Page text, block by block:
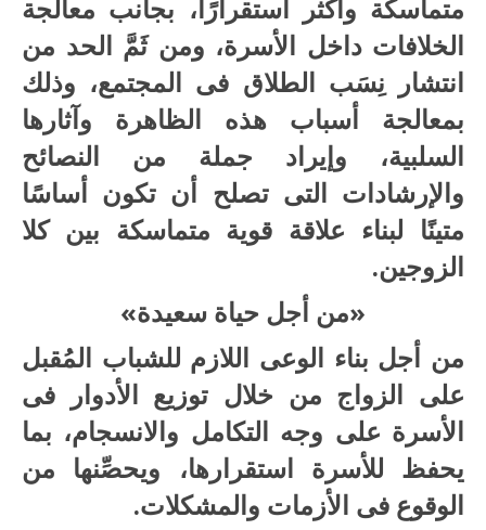
متماسكة وأكثر استقرارًا، بجانب معالجة
الخلافات داخل الأسرة، ومن ثَمَّ الحد من
انتشار نِسَب الطلاق فى المجتمع، وذلك
بمعالجة أسباب هذه الظاهرة وآثارها
السلبية، وإيراد جملة من النصائح
والإرشادات التى تصلح أن تكون أساسًا
متينًا لبناء علاقة قوية متماسكة بين كلا
الزوجين.
«من أجل حياة سعيدة»
من أجل بناء الوعى اللازم للشباب المُقبل
على الزواج من خلال توزيع الأدوار فى
الأسرة على وجه التكامل والانسجام، بما
يحفظ للأسرة استقرارها، ويحصِّنها من
الوقوع فى الأزمات والمشكلات.